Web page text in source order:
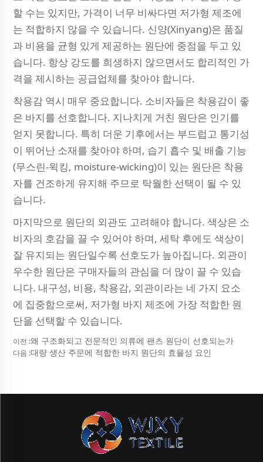
할 수는 있지만, 가격이 너무 비싸다면 저가형 제조에
는 적합하지 않을 수 있습니다. 신양(Xinyang)은 품질
과 비용을 균형 있게 제공하는 원단에 중점을 두고 있
습니다. 항상 강도를 희생하지 않으면서도 합리적인 가
격을 제시하는 공급업체를 찾아야 합니다.
착용감 역시 매우 중요합니다. 소비자들은 착용감이 좋
은 바지를 선호합니다. 지나치게 거친 원단은 인기를
얻지 못합니다. 특히 더운 기후에서는 부드럽고 통기성
이 뛰어난 소재를 찾아야 하며, 습기 흡수 및 배출 기능
(무스린-윅킹, moisture-wicking)이 있는 원단은 착용
자를 건조하게 유지해 주므로 탁월한 선택이 될 수 있
습니다.
마지막으로 원단의 외관도 고려해야 합니다. 색상은 소
비자의 호감을 끌 수 있어야 하며, 세탁 후에도 색상이
잘 유지되는 원단일수록 선호도가 높아집니다. 외관이
우수한 원단은 구매자들의 관심을 더 많이 끌 수 있습
니다. 내구성, 비용, 착용감, 외관이라는 네 가지 요소
에 집중함으로써, 저가형 바지 제조에 가장 적합한 원
단을 선택할 수 있습니다.
이전 :왜 구조화되고 전문적인 의류에 팬츠 원단이 선호되는가
다음 :대량 생산 주문에 적합한 바지 원단의 효율성 요인